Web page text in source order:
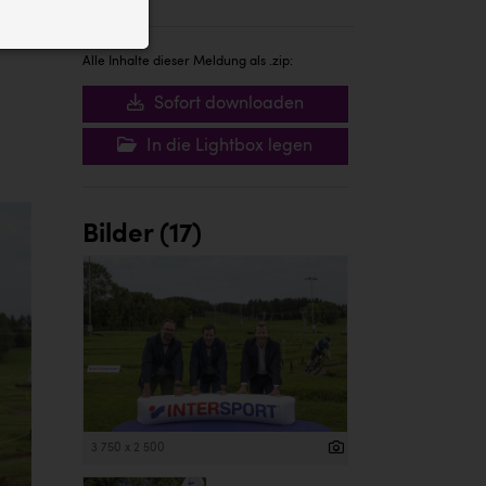
Alle Inhalte dieser Meldung als .zip:
Sofort downloaden
In die Lightbox legen
Bilder (17)
3 750 x 2 500
Website